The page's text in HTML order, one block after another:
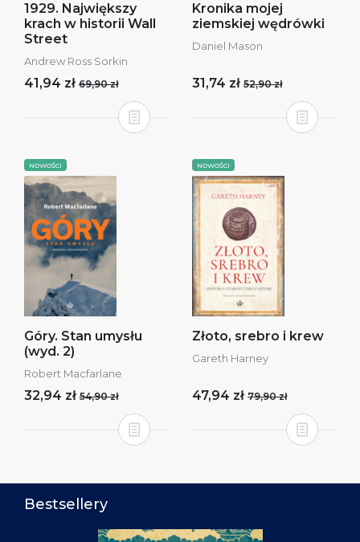
1929. Największy
krach w historii Wall
Street
Andrew Ross Sorkin
41,94 zł 69,90 zł
Kronika mojej
ziemskiej wędrówki
Daniel Mason
31,74 zł 52,90 zł
NOWOŚCI
Góry. Stan umysłu
(wyd. 2)
Robert Macfarlane
32,94 zł 54,90 zł
NOWOŚCI
Złoto, srebro i krew
Gareth Harney
47,94 zł 79,90 zł
Bestsellery